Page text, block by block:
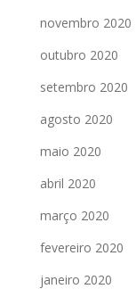
novembro 2020
outubro 2020
setembro 2020
agosto 2020
maio 2020
abril 2020
março 2020
fevereiro 2020
janeiro 2020